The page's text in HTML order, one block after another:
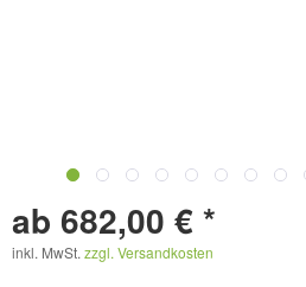
ab 682,00 € *
inkl. MwSt. zzgl. Versandkosten